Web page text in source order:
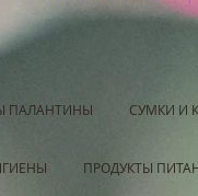
ПАЛАНТИНЫ СУМКИ И
ПРОДУКТЫ